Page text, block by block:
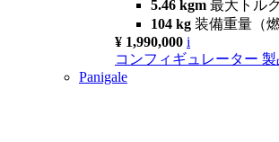
5.46 kgm 最大トルク
104 kg 装備重量（
¥ 1,990,000 i
コンフィギュレーター 製
Panigale